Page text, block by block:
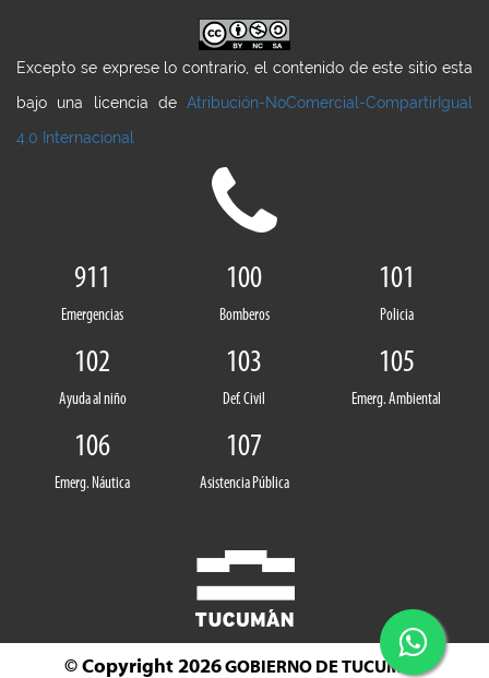
Excepto se exprese lo contrario, el contenido de este sitio esta
bajo una licencia de Atribución-NoComercial-CompartirIgual
4.0 Internacional
911
Emergencias
100
Bomberos
101
Policia
102
Ayuda al niño
103
Def. Civil
105
Emerg. Ambiental
106
Emerg. Náutica
107
Asistencia Pública
© Copyright 2026GOBIERNO DE TUCUMÁN